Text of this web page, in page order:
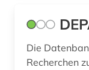
Die
Recherchen